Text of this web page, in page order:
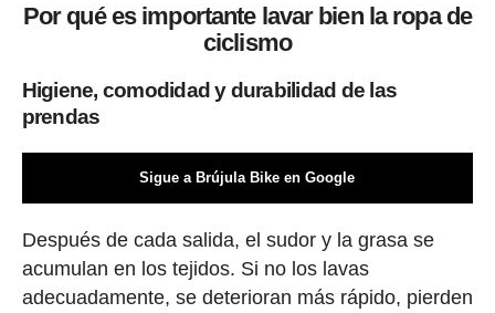
Por qué es importante lavar bien la ropa de
ciclismo
Higiene, comodidad y durabilidad de las
prendas
Sigue a Brújula Bike en Google
Después de cada salida, el sudor y la grasa se
acumulan en los tejidos. Si no los lavas
adecuadamente, se deterioran más rápido, pierden